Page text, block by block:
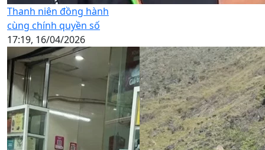
Thanh niên đồng hành
cùng chính quyền số
17:19, 16/04/2026